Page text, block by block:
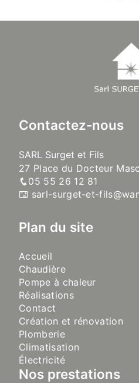
Contactez-nous
SARL Surget et Fils
27 Place du Docteur
05 55 26 12 81
sarl-surget-et-
Plan du site
Accueil
Chaudière
Pompe à chaleur
Réalisations
Contact
Création et rénovation
Plomberie
Climatisation
Électricité
Nos prestations